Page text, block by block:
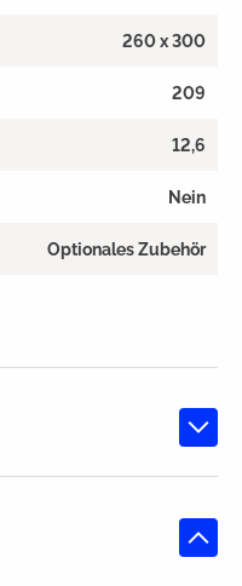
260 x 300
209
12,6
Nein
Optionales Zubehör